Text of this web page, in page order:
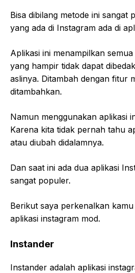
Bisa dibilang metode ini sangat
yang ada di Instagram ada di
Aplikasi ini menampilkan
yang hampir tidak dapat
aslinya. Ditambah dengan fitur
ditambahkan.
Namun menggunakan aplikasi
Karena kita tidak pernah tahu
atau diubah didalamnya.
Dan saat ini ada dua aplikasi
sangat populer.
Berikut saya perkenalkan
aplikasi instagram mod.
Instander
Instander adalah aplikasi